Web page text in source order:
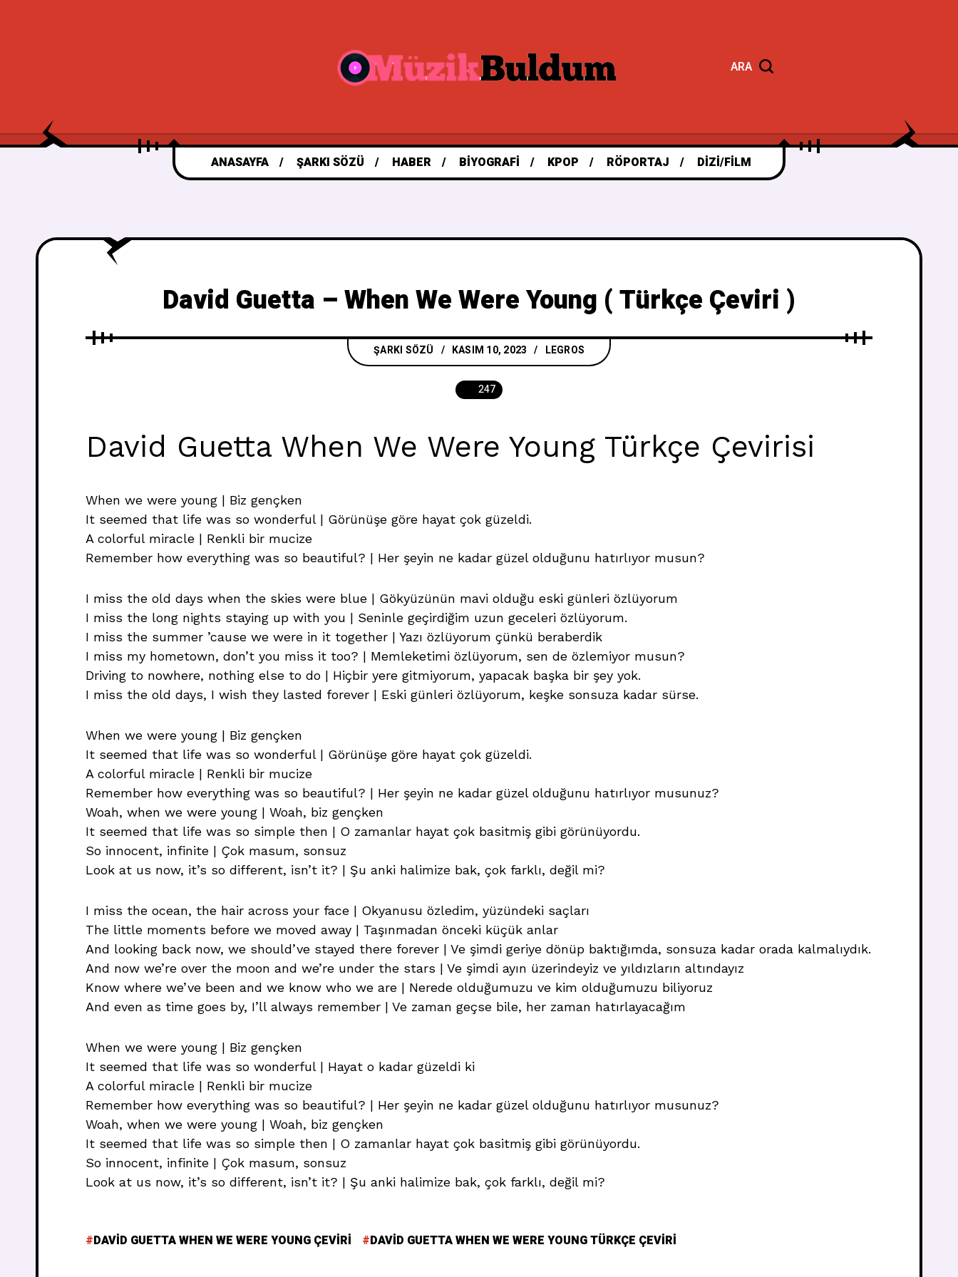
ARA
ANASAYFA ŞARKI SÖZÜ HABER BIYOGRAFI KPOP RÖPORTAJ DIZI/FILM
David Guetta – When We Were Young ( Türkçe Çeviri )
ŞARKI SÖZÜ KASIM 10, 2023 LEGROS
247
David Guetta When We Were Young Türkçe Çevirisi
When we were young | Biz gençken
It seemed that life was so wonderful | Görünüşe göre hayat çok güzeldi.
A colorful miracle | Renkli bir mucize
Remember how everything was so beautiful? | Her şeyin ne kadar güzel olduğunu hatırlıyor musun?
I miss the old days when the skies were blue | Gökyüzünün mavi olduğu eski günleri özlüyorum
I miss the long nights staying up with you | Seninle geçirdiğim uzun geceleri özlüyorum.
I miss the summer ’cause we were in it together | Yazı özlüyorum çünkü beraberdik
I miss my hometown, don’t you miss it too? | Memleketimi özlüyorum, sen de özlemiyor musun?
Driving to nowhere, nothing else to do | Hiçbir yere gitmiyorum, yapacak başka bir şey yok.
I miss the old days, I wish they lasted forever | Eski günleri özlüyorum, keşke sonsuza kadar sürse.
When we were young | Biz gençken
It seemed that life was so wonderful | Görünüşe göre hayat çok güzeldi.
A colorful miracle | Renkli bir mucize
Remember how everything was so beautiful? | Her şeyin ne kadar güzel olduğunu hatırlıyor musunuz?
Woah, when we were young | Woah, biz gençken
It seemed that life was so simple then | O zamanlar hayat çok basitmiş gibi görünüyordu.
So innocent, infinite | Çok masum, sonsuz
Look at us now, it’s so different, isn’t it? | Şu anki halimize bak, çok farklı, değil mi?
I miss the ocean, the hair across your face | Okyanusu özledim, yüzündeki saçları
The little moments before we moved away | Taşınmadan önceki küçük anlar
And looking back now, we should’ve stayed there forever | Ve şimdi geriye dönüp baktığımda, sonsuza kadar orada kalmalıydık.
And now we’re over the moon and we’re under the stars | Ve şimdi ayın üzerindeyiz ve yıldızların altındayız
Know where we’ve been and we know who we are | Nerede olduğumuzu ve kim olduğumuzu biliyoruz
And even as time goes by, I’ll always remember | Ve zaman geçse bile, her zaman hatırlayacağım
When we were young | Biz gençken
It seemed that life was so wonderful | Hayat o kadar güzeldi ki
A colorful miracle | Renkli bir mucize
Remember how everything was so beautiful? | Her şeyin ne kadar güzel olduğunu hatırlıyor musunuz?
Woah, when we were young | Woah, biz gençken
It seemed that life was so simple then | O zamanlar hayat çok basitmiş gibi görünüyordu.
So innocent, infinite | Çok masum, sonsuz
Look at us now, it’s so different, isn’t it? | Şu anki halimize bak, çok farklı, değil mi?
DAVID GUETTA WHEN WE WERE YOUNG ÇEVIRI DAVID GUETTA WHEN WE WERE YOUNG TÜRKÇE ÇEVIRI